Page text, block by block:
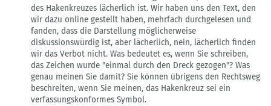
Verbot
des
von
Gast
des Hakenkreuzes lächerlich ist. Wir haben uns den Text, den
wir dazu online gestellt haben, mehrfach durchgelesen und
fanden, dass die Darstellung möglicherweise
diskussionswürdig ist, aber lächerlich, nein, lächerlich finden
wir das Verbot nicht. Was bedeutet es, wenn Sie schreiben,
das Zeichen wurde "einmal durch den Dreck gezogen"? Was
genau meinen Sie damit? Sie können übrigens den Rechtsweg
beschreiten, wenn Sie meinen, das Hakenkreuz sei ein
verfassungskonformes Symbol.